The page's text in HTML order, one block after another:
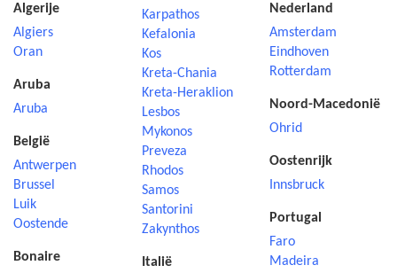
Algerije
Algiers
Oran
Aruba
Aruba
België
Antwerpen
Brussel
Luik
Oostende
Bonaire
Karpathos
Kefalonia
Kos
Kreta-Chania
Kreta-Heraklion
Lesbos
Mykonos
Preveza
Rhodos
Samos
Santorini
Zakynthos
Italië
Nederland
Amsterdam
Eindhoven
Rotterdam
Noord-Macedonië
Ohrid
Oostenrijk
Innsbruck
Portugal
Faro
Madeira